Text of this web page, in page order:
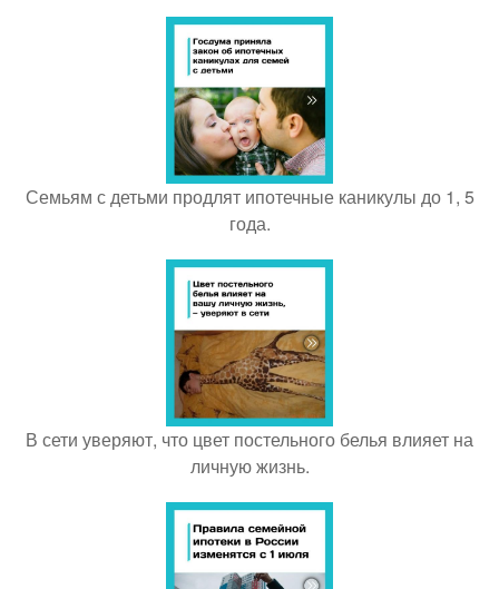
Семьям с детьми продлят ипотечные каникулы до 1, 5
года.
В сети уверяют, что цвет постельного белья влияет на
личную жизнь.